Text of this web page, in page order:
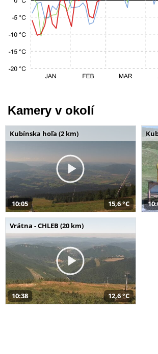
Kamery v okolí
Kubínska hoľa (2 km)
10:05 15,6 °C
Vrátna - CHLEB (20 km)
10:38 12,6 °C